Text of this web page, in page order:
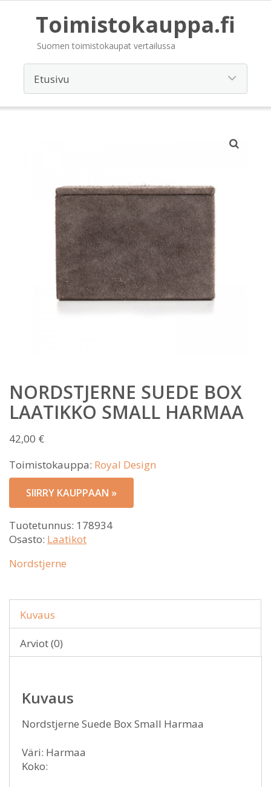
Toimistokauppa.fi
Suomen toimistokaupat vertailussa
NORDSTJERNE SUEDE BOX
LAATIKKO SMALL HARMAA
42,00 €
Toimistokauppa: Royal Design
SIIRRY KAUPPAAN »
Tuotetunnus: 178934
Osasto: Laatikot
Nordstjerne
Kuvaus
Arviot (0)
Kuvaus
Nordstjerne Suede Box Small Harmaa
Väri: Harmaa
Koko: